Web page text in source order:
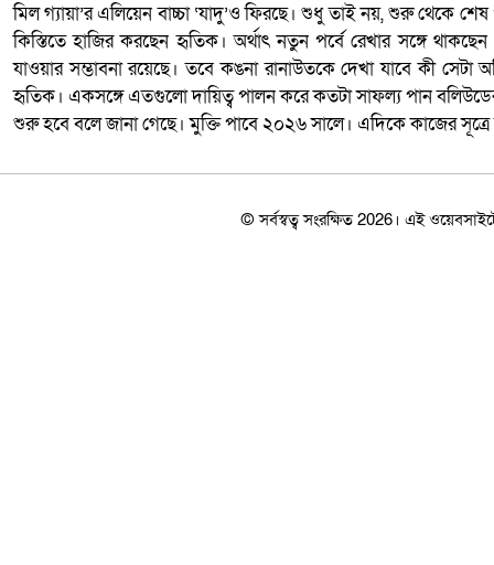
মিল গ্যায়া’র এলিয়েন বাচ্চা ‘যাদু’ও ফিরছে। শুধু তাই নয়, শুরু থেকে শেষ
কিস্তিতে হাজির করছেন হৃতিক। অর্থাৎ নতুন পর্বে রেখার সঙ্গে
যাওয়ার সম্ভাবনা রয়েছে। তবে কঙনা রানাউতকে দেখা যাবে কী সেটা
হৃতিক। একসঙ্গে এতগুলো দায়িত্ব পালন করে কতটা সাফল্য পান
শুরু হবে বলে জানা গেছে। মুক্তি পাবে ২০২৬ সালে। এদিকে কাজের সূত্রে
© সর্বস্বত্ব সংরক্ষিত 2026। এই